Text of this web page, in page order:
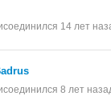
14 лет
8 лет